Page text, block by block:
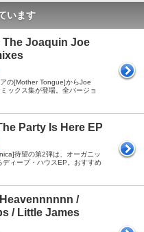
います
The Joaquin Joe
アの[Mother Tongue]からJoe
ックス集が登場。全バージョ
Party Is Here EP
待望の第2弾は、オーガニッ
ディープ・ハウスEP。おすすめ
/
/ Little James